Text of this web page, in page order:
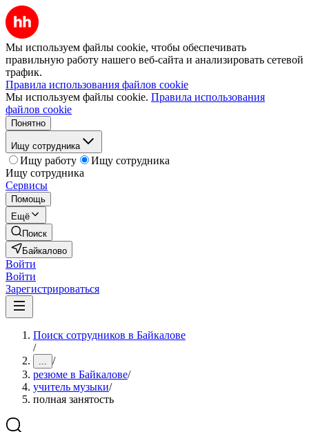
Мы используем файлы cookie, чтобы обеспечивать
правильную работу нашего веб-сайта и анализировать сетевой
трафик.
Правила использования файлов cookie
Мы используем файлы cookie. Правила использования
файлов cookie
Понятно
Ищу сотрудника
Ищу работу
Ищу сотрудника
Ищу сотрудника
Сервисы
Помощь
Ещё
Поиск
Байкалово
Войти
Войти
Зарегистрироваться
Поиск сотрудников в Байкалове
/
... /
резюме в Байкалове/
учитель музыки/
полная занятость